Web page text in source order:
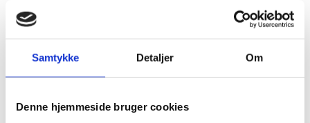
Samtykke Detaljer Om
Denne hjemmeside bruger cookies
Lynlås metal 25 cm
Lynlås nylon 25 cm
Lynlås 26 cm
Lynlås med ring 30 cm